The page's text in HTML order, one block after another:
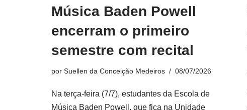
Música Baden Powell
encerram o primeiro
semestre com recital
por Suellen da Conceição Medeiros 08/07/2026
Na terça-feira (7/7), estudantes da Escola de
Música Baden Powell, que fica na Unidade